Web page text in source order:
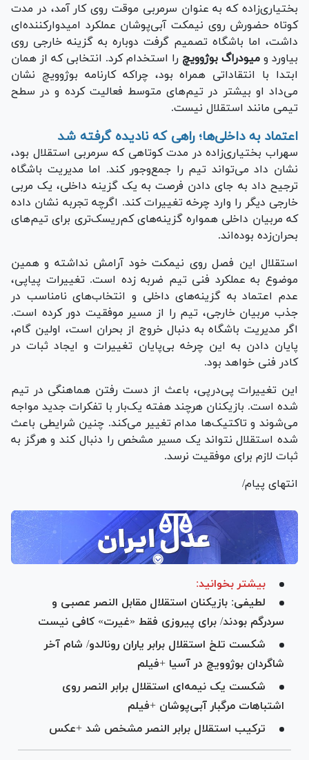
بختیاری‌زاده که به عنوان سرمربی موقت روی کار آمد، در مدت
کوتاه حضورش روی نیمکت آبی‌پوشان عملکرد امیدوارکننده‌ای
داشت، اما باشگاه تصمیم گرفت دوباره به گزینه خارجی روی
بیاورد و میودراگ بوژوویچ را استخدام کرد. انتخابی که از همان
ابتدا با انتقاداتی همراه بود، چراکه کارنامه بوژوویچ نشان
می‌داد او بیشتر در تیم‌های متوسط فعالیت کرده و در سطح
تیمی مانند استقلال نیست.
اعتماد به داخلی‌ها؛ راهی که نادیده گرفته شد
سهراب بختیاری‌زاده در مدت کوتاهی که سرمربی استقلال بود،
نشان داد می‌تواند تیم را جمع‌وجور کند. اما مدیریت باشگاه
ترجیح داد به جای دادن فرصت به یک گزینه داخلی، یک مربی
خارجی دیگر را وارد چرخه تغییرات کند. اگرچه تجربه نشان داده
که مربیان داخلی همواره گزینه‌های کم‌ریسک‌تری برای تیم‌های
بحران‌زده بوده‌اند.
استقلال این فصل روی نیمکت خود آرامش نداشته و همین
موضوع به عملکرد فنی تیم ضربه زده است. تغییرات پیاپی،
عدم اعتماد به گزینه‌های داخلی و انتخاب‌های نامناسب در
جذب مربیان خارجی، تیم را از مسیر موفقیت دور کرده است.
اگر مدیریت باشگاه به دنبال خروج از بحران است، اولین گام،
پایان دادن به این چرخه بی‌پایان تغییرات و ایجاد ثبات در
کادر فنی خواهد بود.
این تغییرات پی‌درپی، باعث از دست رفتن هماهنگی در تیم
شده است. بازیکنان هرچند هفته یک‌بار با تفکرات جدید مواجه
می‌شوند و تاکتیک‌ها مدام تغییر می‌کند. چنین شرایطی باعث
شده استقلال نتواند یک مسیر مشخص را دنبال کند و هرگز به
ثبات لازم برای موفقیت نرسد.
انتهای پیام/
بیشتر بخوانید:
لطیفی: بازیکنان استقلال مقابل النصر عصبی و
سردرگم بودند/ برای پیروزی فقط «غیرت» کافی نیست
شکست تلخ استقلال برابر یاران رونالدو/ شام آخر
شاگردان بوژوویچ در آسیا +فیلم
شکست یک نیمه‌ای استقلال برابر النصر روی
اشتباهات مرگبار آبی‌پوشان +فیلم
ترکیب استقلال برابر النصر مشخص شد +عکس